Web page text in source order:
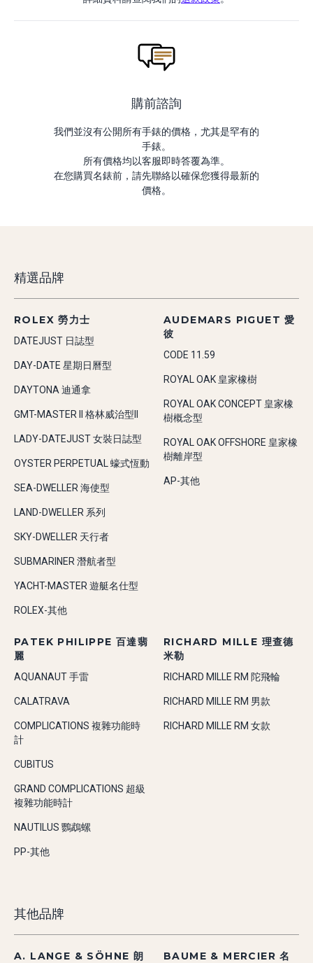
購前諮詢
我們並沒有公開所有手錶的價格，尤其是罕有的
手錶。
所有價格均以客服即時答覆為準。
在您購買名錶前，請先聯絡以確保您獲得最新的
價格。
精選品牌
ROLEX 勞力士
DATEJUST 日誌型
DAY-DATE 星期日曆型
DAYTONA 迪通拿
GMT-MASTER II 格林威治型II
LADY-DATEJUST 女裝日誌型
OYSTER PERPETUAL 蠔式恆動
SEA-DWELLER 海使型
LAND-DWELLER 系列
SKY-DWELLER 天行者
SUBMARINER 潛航者型
YACHT-MASTER 遊艇名仕型
ROLEX-其他
AUDEMARS PIGUET 愛
彼
CODE 11.59
ROYAL OAK 皇家橡樹
ROYAL OAK CONCEPT 皇家橡
樹概念型
ROYAL OAK OFFSHORE 皇家橡
樹離岸型
AP-其他
PATEK PHILIPPE 百達翡
麗
AQUANAUT 手雷
CALATRAVA
COMPLICATIONS 複雜功能時
計
CUBITUS
GRAND COMPLICATIONS 超級
複雜功能時計
NAUTILUS 鸚鵡螺
PP-其他
RICHARD MILLE 理查德
米勒
RICHARD MILLE RM 陀飛輪
RICHARD MILLE RM 男款
RICHARD MILLE RM 女款
其他品牌
A. LANGE & SÖHNE 朗
BAUME & MERCIER 名